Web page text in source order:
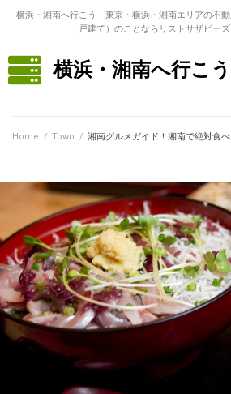
横浜・湘南へ行こう｜東京・横浜・湘南エリアの不
戸建て）のことならリストサザビー
横浜・湘南へ行こう
Home / Town / 湘南グルメガイド！湘南で絶対食